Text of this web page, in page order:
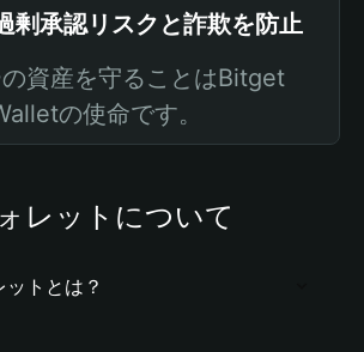
剰承認リスクと詐欺を防止
資産を守ることはBitget
の使命です。
レットについて
トとは？